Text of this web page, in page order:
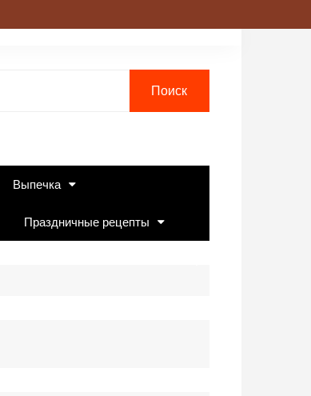
Выпечка
Праздничные рецепты